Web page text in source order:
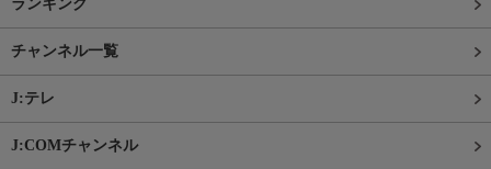
ランキング
チャンネル一覧
J:テレ
J:COMチャンネル